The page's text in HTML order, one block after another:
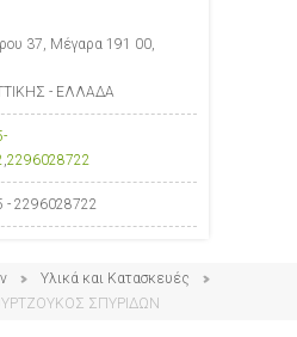
37, Μέγαρα 191 00,
- ΕΛΛΑΔΑ
,2296028722
- 2296028722
Υλικά και Κατασκευές
ΣΠΥΡΙΔΩΝ